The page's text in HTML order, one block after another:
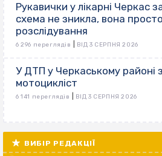
Рукавички у лікарні Черкас
схема не зникла, вона
розслідування
6 296 переглядів ВІД 3 СЕРПНЯ 2026
У ДТП у Черкаському районі
мотоцикліст
6 141 переглядів ВІД 3 СЕРПНЯ 2026
ВИБІР РЕДАКЦІЇ